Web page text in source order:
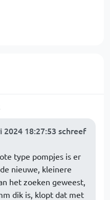
18:27:53 schreef
type pompjes is er
nieuwe, kleinere
het zoeken geweest,
dik is, klopt dat met